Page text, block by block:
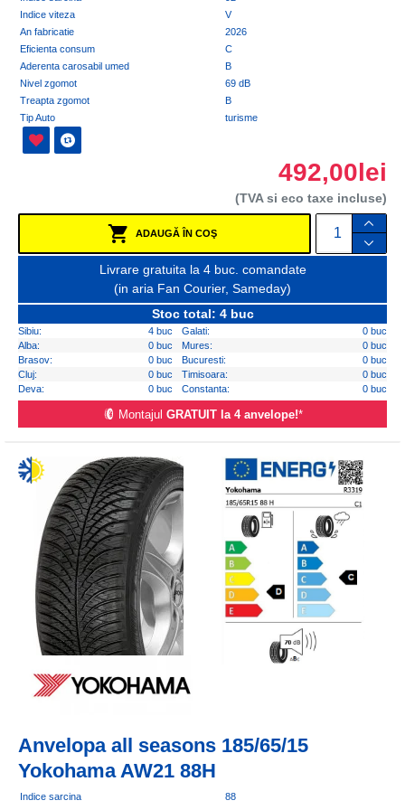
Indice viteza
V
An fabricatie
2026
Eficienta consum
C
Aderenta carosabil umed
B
Nivel zgomot
69 dB
Treapta zgomot
B
Tip Auto
turisme
492,00lei
(TVA si eco taxe incluse)
ADAUGĂ ÎN COŞ
Livrare gratuita la 4 buc. comandate
(in aria Fan Courier, Sameday)
Stoc total: 4 buc
Sibiu: 4 buc Galati:
0 buc
Alba:
0 buc Mures:
0 buc
Brasov:
0 buc Bucuresti:
0 buc
Cluj:
0 buc Timisoara:
0 buc
Deva:
0 buc Constanta: 0 buc
Montajul GRATUIT la 4 anvelope!*
Anvelopa all seasons 185/65/15
Yokohama AW21 88H
Indice sarcina
88